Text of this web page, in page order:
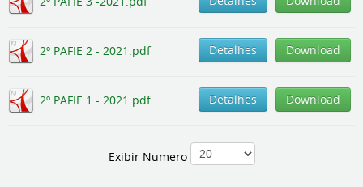
2º PAFIE 2 - 2021.pdf Download
Detalhes
2º PAFIE 1 - 2021.pdf Download
Detalhes
Exibir Numero